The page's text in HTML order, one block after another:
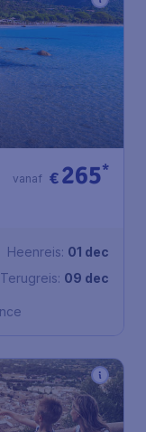
€265*
vanaf
Heenreis: 01 dec
Terugreis: 09 dec